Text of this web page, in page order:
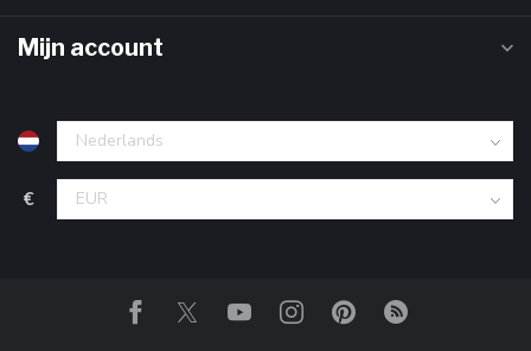
Mijn account
€